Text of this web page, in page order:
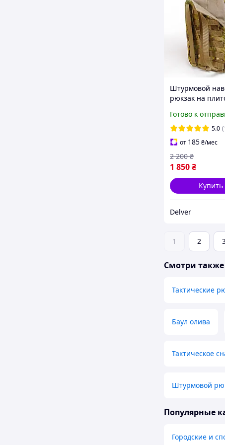
Штурмовой
рюкзак на
тактический
однодневный
на MOLLE
Готово к
5.0
от 185₴/мес
1 850₴
2 200 ₴
Купить
Delver
1 2
Смотри также
Тактические
Баул олива
Тактическое
Штурмовой
Популярные
Городские и